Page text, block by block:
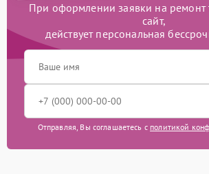
При оформлении заявки на ремонт
сайт,
действует персональная
Отправляя, Вы соглашаетесь с политикой